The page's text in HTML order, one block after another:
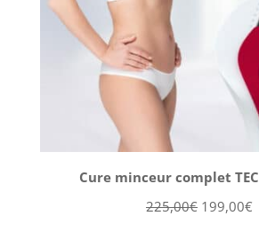
Cure minceur complet
225,00€ Le
199,00€Le